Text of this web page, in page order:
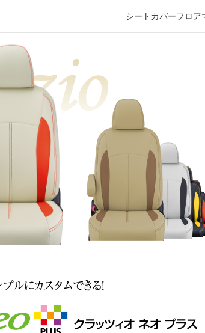
シートカバーフロア